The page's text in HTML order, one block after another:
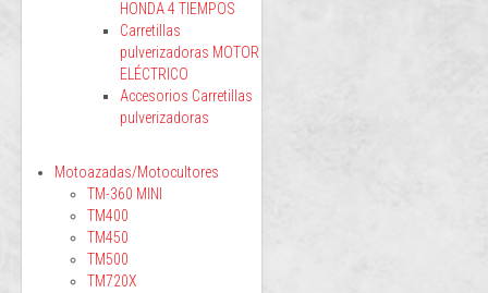
HONDA 4 TIEMPOS
Carretillas
pulverizadoras MOTOR
ELÉCTRICO
Accesorios Carretillas
pulverizadoras
Motoazadas/Motocultores
TM-360 MINI
TM400
TM450
TM500
TM720X